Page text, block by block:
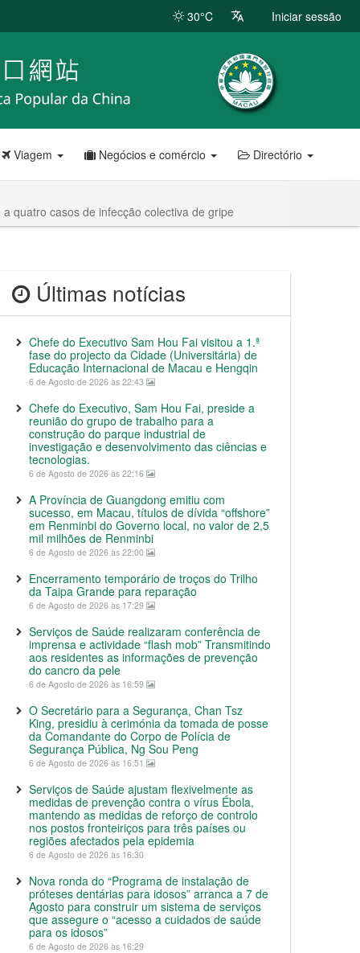
30°C Iniciar sessão
Viagem Negócios e comércio Directório
quatro casos de infecção colectiva de gripe
Últimas notícias
Chefe do Executivo Sam Hou Fai visitou a 1.ª
fase do projecto da Cidade (Universitária) de
Educação Internacional de Macau e Hengqin
6 de Agosto de 2026 às 22:43
Chefe do Executivo, Sam Hou Fai, preside a
reunião do grupo de trabalho para a
construção do parque industrial de
investigação e desenvolvimento das ciências e
tecnologias.
6 de Agosto de 2026 às 22:16
A Província de Guangdong emitiu com
sucesso, em Macau, títulos de dívida “offshore”
em Renminbi do Governo local, no valor de 2,5
mil milhões de Renminbi
6 de Agosto de 2026 às 22:00
Encerramento temporário de troços do Trilho
da Taipa Grande para reparação
6 de Agosto de 2026 às 17:29
Serviços de Saúde realizaram conferência de
imprensa e actividade “flash mob” Transmitindo
aos residentes as informações de prevenção
do cancro da pele
6 de Agosto de 2026 às 16:59
O Secretário para a Segurança, Chan Tsz
King, presidiu à cerimónia da tomada de posse
da Comandante do Corpo de Polícia de
Segurança Pública, Ng Sou Peng
6 de Agosto de 2026 às 16:51
Serviços de Saúde ajustam flexivelmente as
medidas de prevenção contra o vírus Ébola,
mantendo as medidas de reforço de controlo
nos postos fronteiriços para três países ou
regiões afectados pela epidemia
6 de Agosto de 2026 às 16:30
Nova ronda do “Programa de instalação de
próteses dentárias para idosos” arranca a 7 de
Agosto para construir um sistema de serviços
que assegure o “acesso a cuidados de saúde
para os idosos”
6 de Agosto de 2026 às 16:29